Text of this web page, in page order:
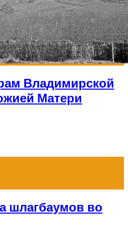
Владимирской
Матери
шлагбаумов во